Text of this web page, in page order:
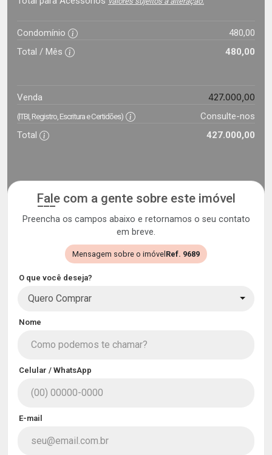
Condomínio
480,00
Total / Mês
480,00
Venda 427.000,00
(ITBI, Registro, Escritura e Certidões)
Consulte-nos
Total
427.000,00
Fale com a gente sobre este imóvel
Preencha os campos abaixo e retornamos o seu contato
em breve.
Mensagem sobre o imóvel Ref. 9689
O que você deseja?
Quero Comprar
Nome
Celular / WhatsApp
E-mail